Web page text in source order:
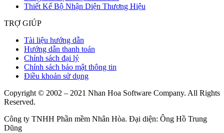
Thiết Kế Bộ Nhận Diện Thương Hiệu
TRỢ GIÚP
Tài liệu hướng dẫn
Hướng dẫn thanh toán
Chính sách đại lý
Chính sách bảo mật thông tin
Điều khoản sử dụng
Copyright © 2002 – 2021 Nhan Hoa Software Company. All Rights
Reserved.
Công ty TNHH Phần mềm Nhân Hòa. Đại diện: Ông Hồ Trung
Dũng